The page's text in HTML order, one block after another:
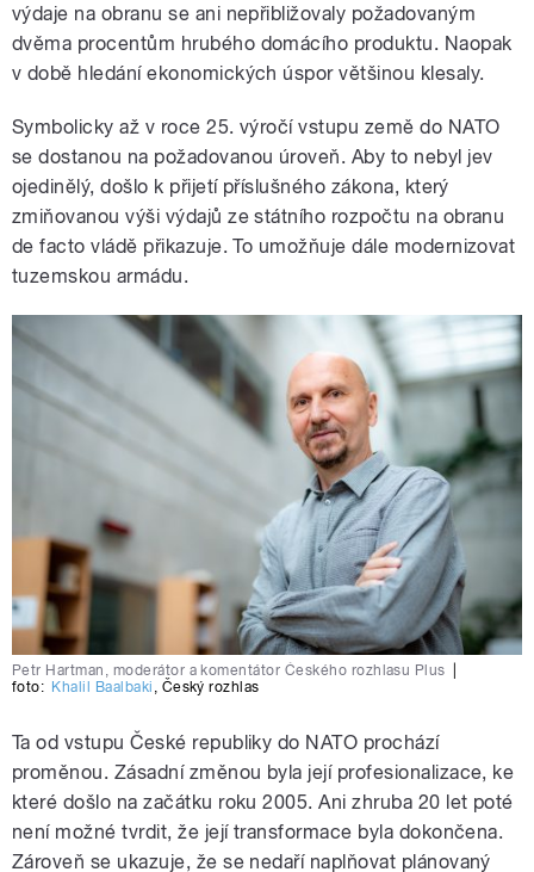
výdaje na obranu se ani nepřibližovaly požadovaným
dvěma procentům hrubého domácího produktu. Naopak
v době hledání ekonomických úspor většinou klesaly.
Symbolicky až v roce 25. výročí vstupu země do NATO
se dostanou na požadovanou úroveň. Aby to nebyl jev
ojedinělý, došlo k přijetí příslušného zákona, který
zmiňovanou výši výdajů ze státního rozpočtu na obranu
de facto vládě přikazuje. To umožňuje dále modernizovat
tuzemskou armádu.
Petr Hartman, moderátor a komentátor Českého rozhlasu Plus
foto: Khalil Baalbaki , Český rozhlas
Ta od vstupu České republiky do NATO prochází
proměnou. Zásadní změnou byla její profesionalizace, ke
které došlo na začátku roku 2005. Ani zhruba 20 let poté
není možné tvrdit, že její transformace byla dokončena.
Zároveň se ukazuje, že se nedaří naplňovat plánovaný